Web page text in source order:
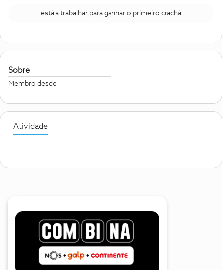
está a trabalhar para ganhar o primeiro crachá
Sobre
Membro desde
Atividade